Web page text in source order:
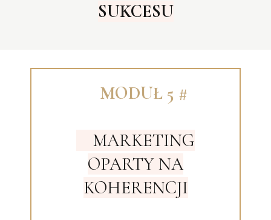
SUKCESU
MODUŁ 5 #
MARKETING
OPARTY NA
KOHERENCJI